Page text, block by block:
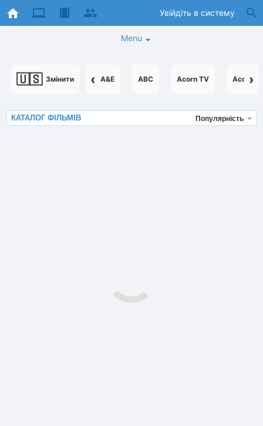
Увійдіть в систему
Menu
🇺🇸 Змінити ‹ ›
A&E ABC Acorn TV
КАТАЛОГ ФІЛЬМІВ Популярність